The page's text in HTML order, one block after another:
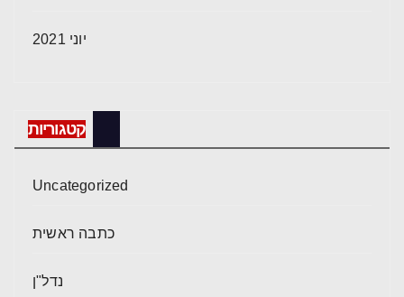
יוני 2021
קטגוריות
Uncategorized
כתבה ראשית
נדל"ן